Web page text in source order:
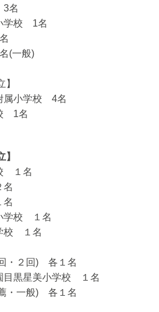
3名
学校 1名
(一般)
属小学校 4名
1名
１名
名
名
学校 １名
校 １名
・２回) 各１名
目黒星美小学校 １名
・一般) 各１名